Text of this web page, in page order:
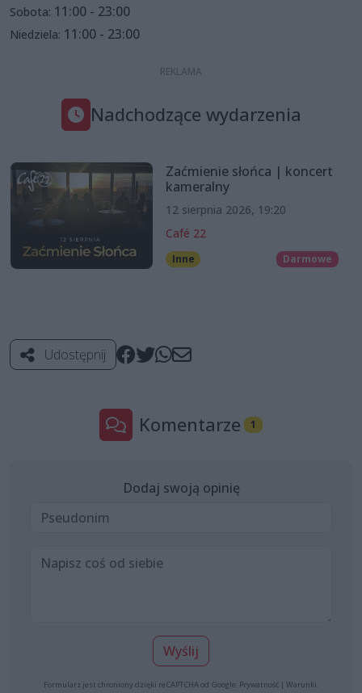
Sobota: 11:00 - 23:00
Niedziela: 11:00 - 23:00
Nadchodzące wydarzenia
Zaćmienie słońca | koncert
kameralny
12 sierpnia 2026, 19:20
Café 22
Inne Darmowe
Udostępnij
Komentarze 1
Dodaj swoją opinię
Wyślij
Formularz jest chroniony dzięki reCAPTCHA od Google: Prywatność | Warunki